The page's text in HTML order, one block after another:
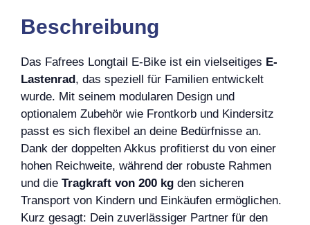
Beschreibung
Das Fafrees Longtail E-Bike ist ein vielseitiges E-
Lastenrad, das speziell für Familien entwickelt
wurde. Mit seinem modularen Design und
optionalem Zubehör wie Frontkorb und Kindersitz
passt es sich flexibel an deine Bedürfnisse an.
Dank der doppelten Akkus profitierst du von einer
hohen Reichweite, während der robuste Rahmen
und die Tragkraft von 200 kg den sicheren
Transport von Kindern und Einkäufen ermöglichen.
Kurz gesagt: Dein zuverlässiger Partner für den